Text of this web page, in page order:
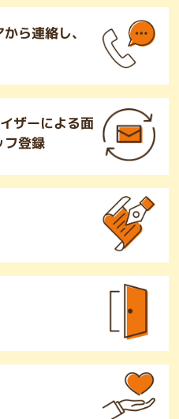
ら連絡し、
ザーによる面
フ登録